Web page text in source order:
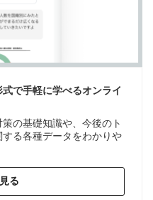
で手軽に学べるオンライ
の基礎知識や、今後のト
る各種データをわかりや
る